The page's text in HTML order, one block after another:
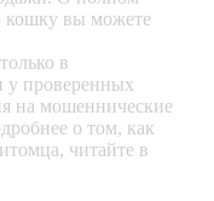
кошку вы можете
в
у проверенных
на мошеннические
о том, как
читайте в